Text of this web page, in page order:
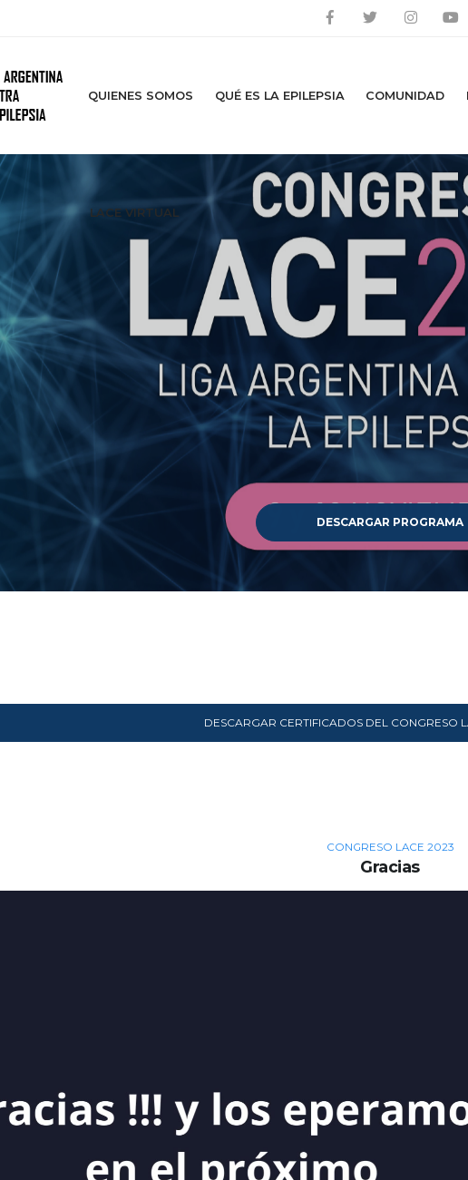
QUIENES SOMOS QUÉ ES LA EPILEPSIA COMUNIDAD
LACE VIRTUAL
DESCARGAR PROGRAMA
DESCARGAR CERTIFICADOS DEL CONGRESO
CONGRESO LACE 2023
Gracias